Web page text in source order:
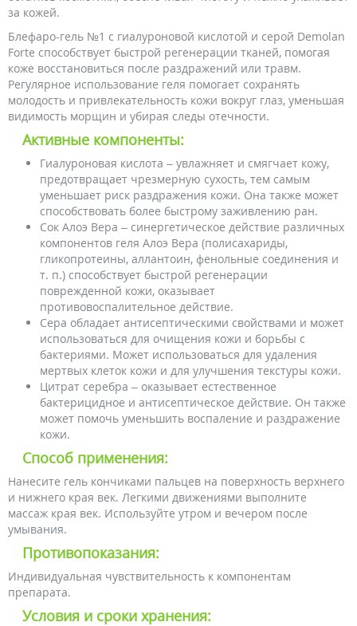
за кожей.
Блефаро-гель №1 с гиалуроновой кислотой и серой Demolan
Forte способствует быстрой регенерации тканей, помогая
коже восстановиться после раздражений или травм.
Регулярное использование геля помогает сохранять
молодость и привлекательность кожи вокруг глаз, уменьшая
видимость морщин и убирая следы отечности.
Активные компоненты:
Гиалуроновая кислота – увлажняет и смягчает кожу,
предотвращает чрезмерную сухость, тем самым
уменьшает риск раздражения кожи. Она также может
способствовать более быстрому заживлению ран.
Сок Алоэ Вера – синергетическое действие различных
компонентов геля Алоэ Вера (полисахариды,
гликопротеины, аллантоин, фенольные соединения и
т. п.) способствует быстрой регенерации
поврежденной кожи, оказывает
противовоспалительное действие.
Сера обладает антисептическими свойствами и может
использоваться для очищения кожи и борьбы с
бактериями. Может использоваться для удаления
мертвых клеток кожи и для улучшения текстуры кожи.
Цитрат серебра – оказывает естественное
бактерицидное и антисептическое действие. Он также
может помочь уменьшить воспаление и раздражение
кожи.
Способ применения:
Нанесите гель кончиками пальцев на поверхность верхнего
и нижнего края век. Легкими движениями выполните
массаж края век. Используйте утром и вечером после
умывания.
Противопоказания:
Индивидуальная чувствительность к компонентам
препарата.
Условия и сроки хранения: